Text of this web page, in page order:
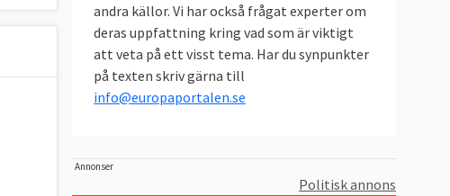
andra källor. Vi har också frågat experter om
deras uppfattning kring vad som är viktigt
att veta på ett visst tema. Har du synpunkter
på texten skriv gärna till
info@europaportalen.se
Annonser
Politisk annons